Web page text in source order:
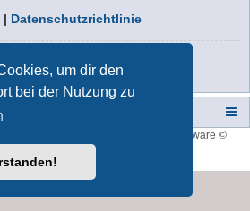
um dir den
bei der Nutzung zu
| Datenschutzrichtlinie
® Forum Software ©
phpBB Limited
Übersetzung durch